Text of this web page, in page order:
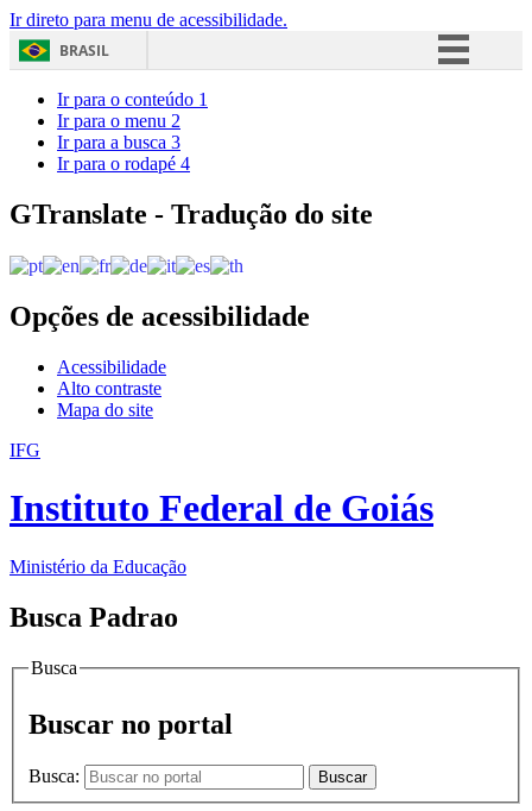
Ir direto para menu de acessibilidade.
BRASIL
Acesso à informação
Ir para o conteúdo 1
Ir para o menu 2
Ir para a busca 3
Ir para o rodapé 4
GTranslate - Tradução do site
Opções de acessibilidade
Acessibilidade
Alto contraste
Mapa do site
IFG
Instituto Federal de Goiás
Ministério da Educação
Busca Padrao
Busca
Buscar no portal
Busca: Buscar